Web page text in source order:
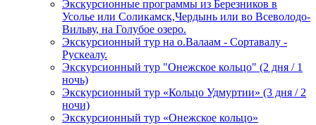
Экскурсионные программы из Березников в
Усолье или Соликамск,Чердынь или во Всеволодо-
Вильву, на Голубое озеро.
Экскурсионный тур на о.Валаам - Сортавалу -
Рускеалу.
Экскурсионный тур "Онежское кольцо" (2 дня / 1
ночь)
Экскурсионный тур «Кольцо Удмуртии» (3 дня / 2
ночи)
Экскурсионный тур «Онежское кольцо»